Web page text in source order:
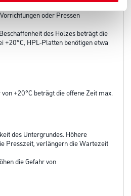
kann kalt oder warm mit
oder Pressen
des Holzes beträgt die
+20°C, HPL-Platten benötigen etwa
+20°C beträgt die offene Zeit max.
des Untergrundes. Höhere
Presszeit, verlängern die Wartezeit
die Gefahr von